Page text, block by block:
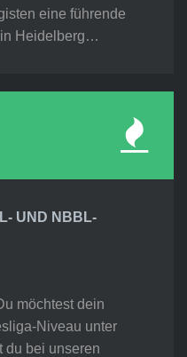
eine führende
in Heidelberg…
UND NBBL-
möchtest dein
Niveau unter
du bei unseren